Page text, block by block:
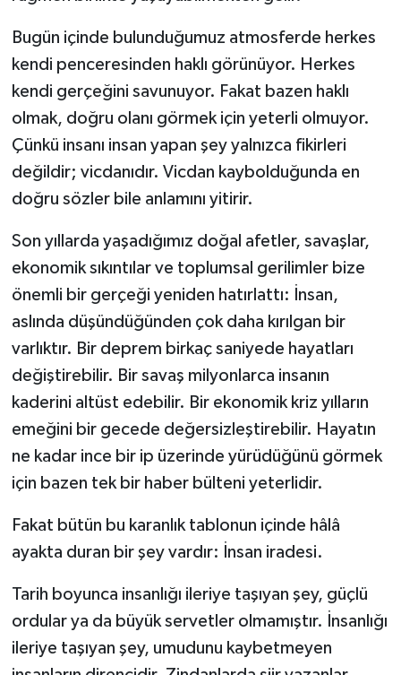
Bugün içinde bulunduğumuz atmosferde herkes
kendi penceresinden haklı görünüyor. Herkes
kendi gerçeğini savunuyor. Fakat bazen haklı
olmak, doğru olanı görmek için yeterli olmuyor.
Çünkü insanı insan yapan şey yalnızca fikirleri
değildir; vicdanıdır. Vicdan kaybolduğunda en
doğru sözler bile anlamını yitirir.
Son yıllarda yaşadığımız doğal afetler, savaşlar,
ekonomik sıkıntılar ve toplumsal gerilimler bize
önemli bir gerçeği yeniden hatırlattı: İnsan,
aslında düşündüğünden çok daha kırılgan bir
varlıktır. Bir deprem birkaç saniyede hayatları
değiştirebilir. Bir savaş milyonlarca insanın
kaderini altüst edebilir. Bir ekonomik kriz yılların
emeğini bir gecede değersizleştirebilir. Hayatın
ne kadar ince bir ip üzerinde yürüdüğünü görmek
için bazen tek bir haber bülteni yeterlidir.
Fakat bütün bu karanlık tablonun içinde hâlâ
ayakta duran bir şey vardır: İnsan iradesi.
Tarih boyunca insanlığı ileriye taşıyan şey, güçlü
ordular ya da büyük servetler olmamıştır. İnsanlığı
ileriye taşıyan şey, umudunu kaybetmeyen